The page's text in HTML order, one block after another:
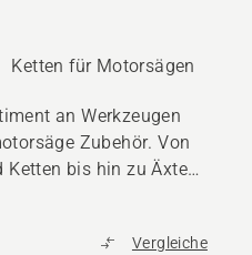
Ketten für Motorsägen
an Werkzeugen
Zubehör. Von
bis hin zu Äxten,
Vergleiche